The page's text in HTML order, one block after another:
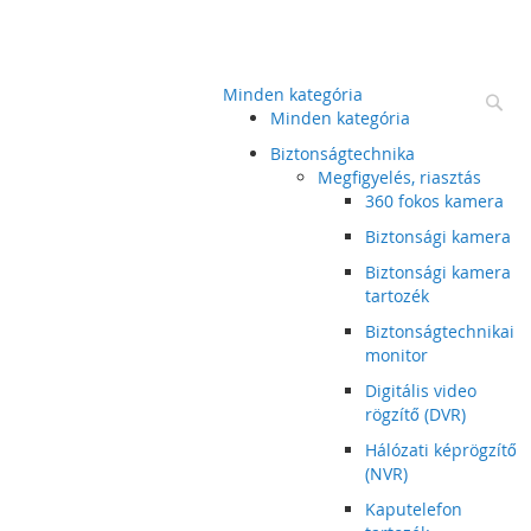
Minden kategória
Minden kategória
Biztonságtechnika
Megfigyelés, riasztás
360 fokos kamera
Biztonsági kamera
Biztonsági kamera
tartozék
Biztonságtechnikai
monitor
Digitális video
rögzítő (DVR)
Hálózati képrögzítő
(NVR)
Kaputelefon